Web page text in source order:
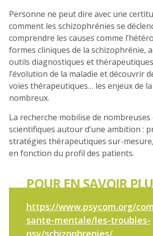
Personne ne peut dire avec une
comment les schizophrénies se
comprendre les causes comme
formes cliniques de la schizophrénie,
outils diagnostiques et
l’évolution de la maladie et découvrir
voies thérapeutiques… les enjeux de
nombreux.
La recherche mobilise de nombreuses
scientifiques autour d’une ambition :
stratégies thérapeutiques sur-
en fonction du profil des patients.
POUR EN SAVOIR
https://www.psycom.org/
sante-mentale/les-troubles-
psy/schizophrenies/